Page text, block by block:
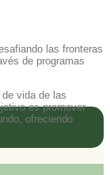
las fronteras
de programas
vida de las
es promover
ofreciendo